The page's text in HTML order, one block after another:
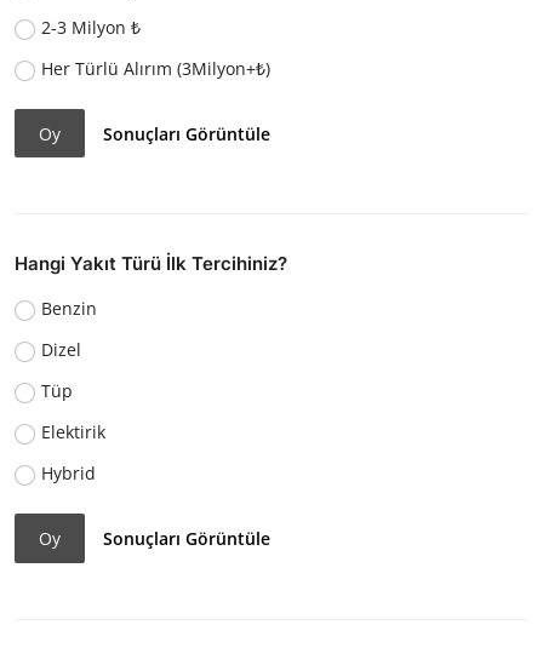
2-3 Milyon ₺
Her Türlü Alırım (3Milyon+₺)
Oy Sonuçları Görüntüle
Hangi Yakıt Türü İlk Tercihiniz?
Benzin
Dizel
Tüp
Elektirik
Hybrid
Oy Sonuçları Görüntüle